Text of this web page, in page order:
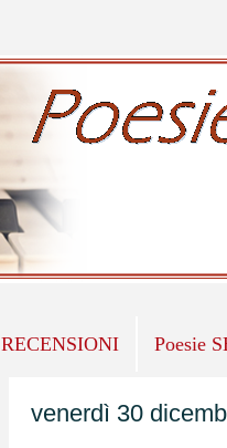
RECENSIONI Poesie
venerdì 30